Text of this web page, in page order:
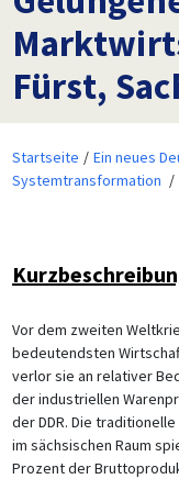
Fürst,
Startseite
Ein neues
Systemtransformation
Vor dem zweiten
bedeutendsten
verlor sie an relativer
der industriellen
der DDR. Die
im sächsischen Raum
Prozent der